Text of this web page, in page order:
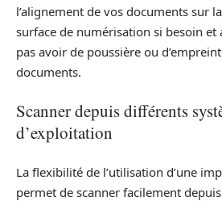
l’alignement de vos documents sur
surface de numérisation si besoin et
pas avoir de poussière ou
documents.
Scanner depuis différents
d’exploitation
La flexibilité de l’utilisation d’une
permet de scanner facilement